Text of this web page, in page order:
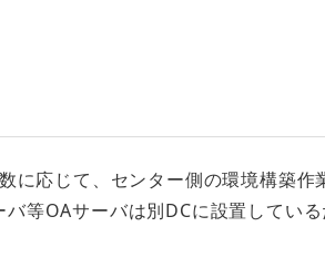
に応じて、センター側の環境構築作
等OAサーバは別DCに設置してい